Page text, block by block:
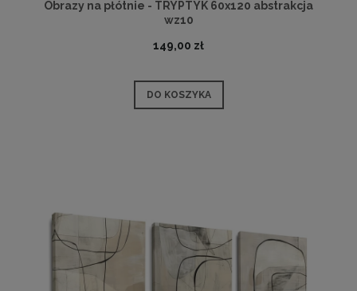
Obrazy na płótnie - TRYPTYK 60x120 abstrakcja
wz10
149,00 zł
DO KOSZYKA